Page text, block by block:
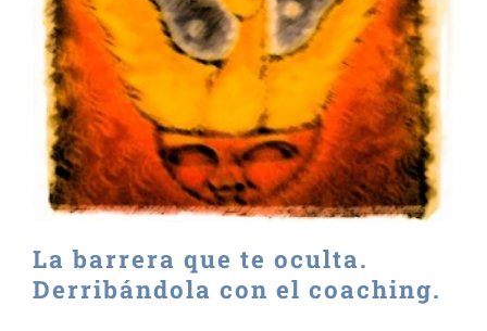
La barrera que te oculta.
Derribándola con el coaching.